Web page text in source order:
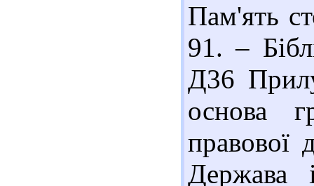
Пам'ять
91. –
Д36
основа
Держава